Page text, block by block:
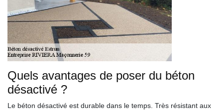
Quels avantages de poser du béton
désactivé ?
Le béton désactivé est durable dans le temps. Très résistant aux